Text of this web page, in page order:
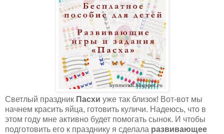
Светлый праздник Пасхи уже так близок! Вот-вот мы
начнем красить яйца, готовить куличи. Надеюсь, что в
этом году мне активно будет помогать сынок. И чтобы
подготовить его к празднику я сделала развивающее